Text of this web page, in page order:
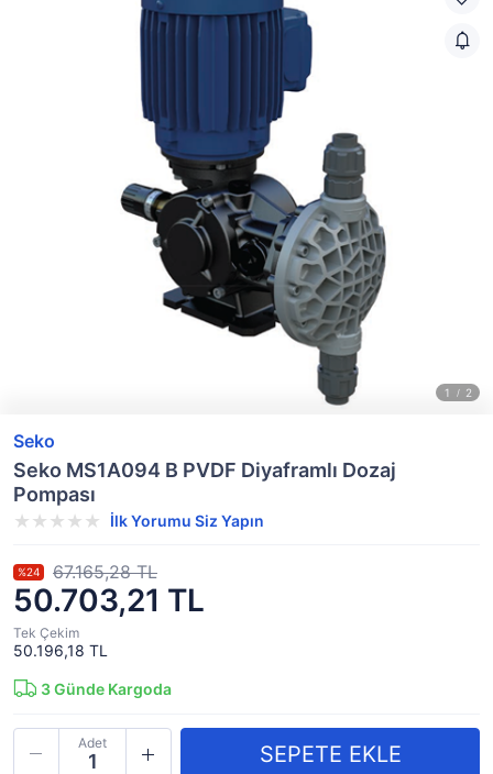
Seko
Seko MS1A094 B PVDF Diyaframlı Dozaj
Pompası
İlk Yorumu Siz Yapın
50.703,21 TL
%24 67.165,28 TL
Tek Çekim
50.196,18 TL
3Günde Kargoda
Adet